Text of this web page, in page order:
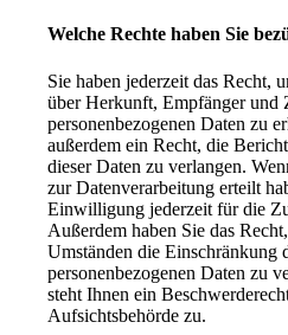
Welche Rechte haben Sie
Sie haben jederzeit das Recht,
über Herkunft, Empfänger und
personenbezogenen Daten zu
außerdem ein Recht, die
dieser Daten zu verlangen.
zur Datenverarbeitung erteilt
Einwilligung jederzeit für die
Außerdem haben Sie das
Umständen die Einschränkung
personenbezogenen Daten zu
steht Ihnen ein
Aufsichtsbehörde zu.